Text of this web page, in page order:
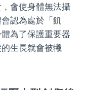
會使身體無法攝
認為處於「飢
為了保護重要器
生長就會被犧